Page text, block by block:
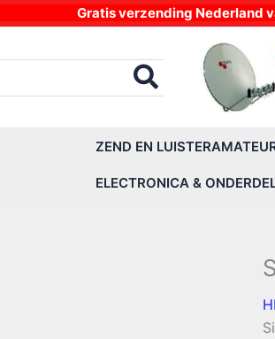
Nederland vanaf
ZEND EN
ELECTRONICA &